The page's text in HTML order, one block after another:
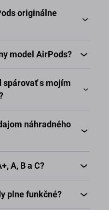
originálne
model AirPods?
spárovať s mojím
náhradného
A, B a C?
plne funkčné?